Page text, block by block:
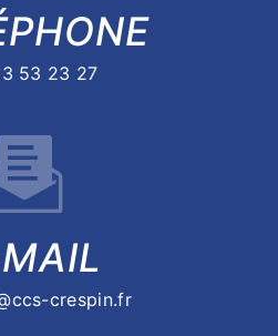
53 23 27
crespin.fr